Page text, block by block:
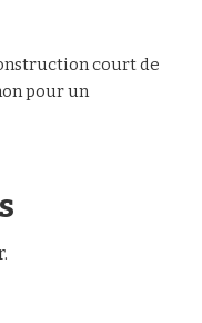
court de
pour un